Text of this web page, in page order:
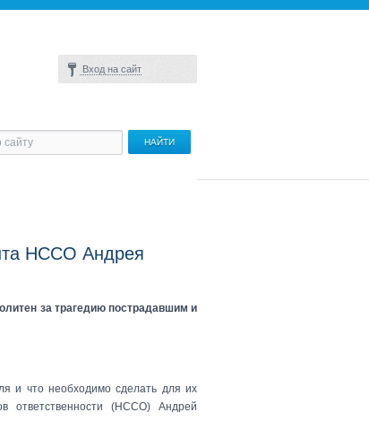
Вход на сайт
НССО Андрея
за трагедию пострадавшим и
и что необходимо сделать для их
ответственности (НССО) Андрей